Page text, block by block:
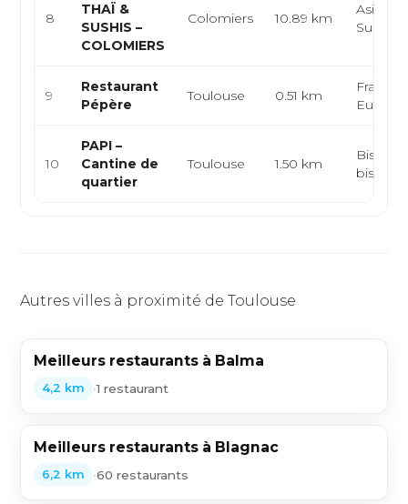
8
THAÏ &
SUSHIS –
COLOMIERS
Colomiers 10.89 km
Sushi
9
Restaurant
Pépère
Toulouse 0.51 km
10
PAPI –
Cantine de
quartier
Toulouse 1.50 km
Bistrot,
Autres villes à proximité de Toulouse
Meilleurs restaurants à Balma
4,2 km •1 restaurant
Meilleurs restaurants à Blagnac
6,2 km •60 restaurants